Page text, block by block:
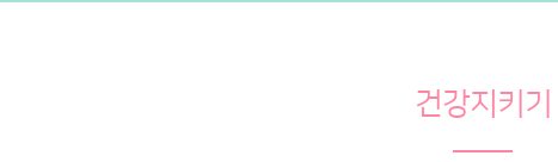
건강지키기